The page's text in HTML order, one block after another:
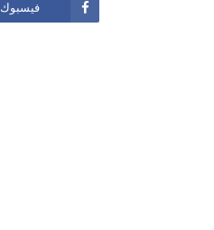
فيسبوك